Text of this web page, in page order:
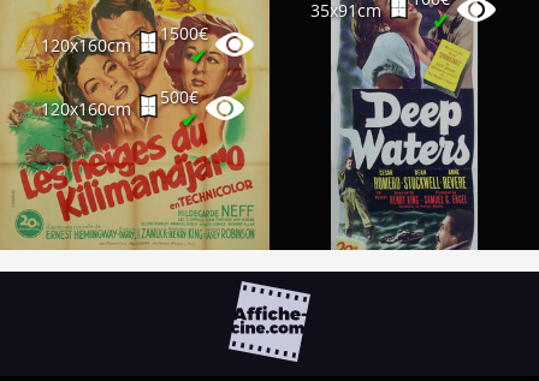
120x160cm
1500€
✔
120x160cm
500€
✔
35x91cm ✔